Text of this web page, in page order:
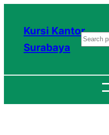
konten
Kursi Kantor
Surabaya
S
a
c